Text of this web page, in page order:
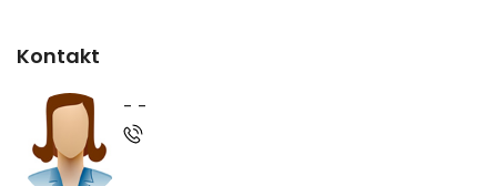
Kontakt
- -